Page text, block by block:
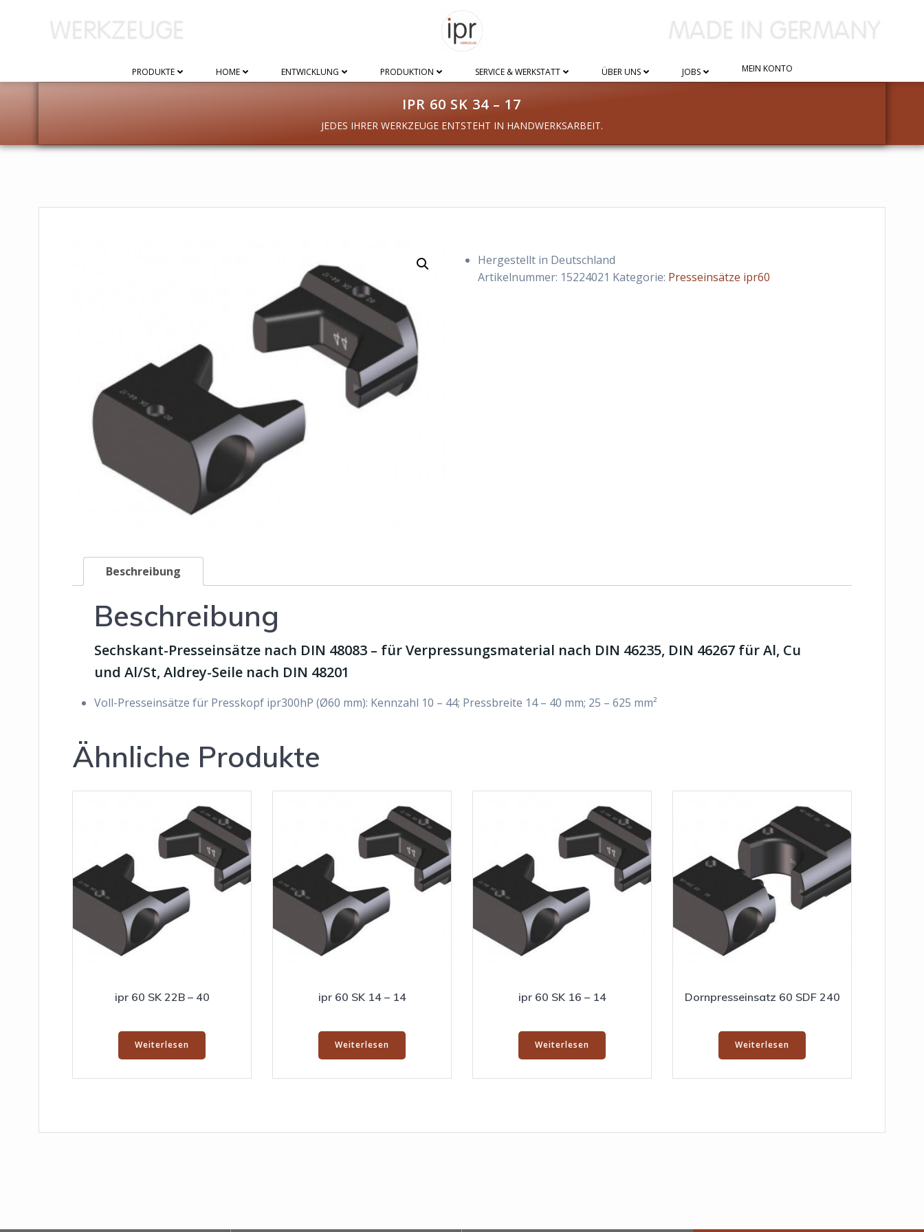
PRODUKTE HOME ENTWICKLUNG PRODUKTION SERVICE & WERKSTATT ÜBER UNS JOBS MEIN KONTO
IPR 60 SK 34 – 17
JEDES IHRER WERKZEUGE ENTSTEHT IN HANDWERKSARBEIT.
Hergestellt in Deutschland
Artikelnummer: 15224021 Kategorie: Presseinsätze ipr60
Beschreibung
Beschreibung
Sechskant-Presseinsätze nach DIN 48083 – für Verpressungsmaterial nach DIN 46235, DIN 46267 für Al, Cu
und Al/St, Aldrey-Seile nach DIN 48201
Voll-Presseinsätze für Presskopf ipr300hP (Ø60 mm): Kennzahl 10 – 44; Pressbreite 14 – 40 mm; 25 – 625 mm²
Ähnliche Produkte
ipr 60 SK 22B – 40
Weiterlesen
ipr 60 SK 14 – 14
Weiterlesen
ipr 60 SK 16 – 14
Weiterlesen
Dornpresseinsatz 60 SDF 240
Weiterlesen